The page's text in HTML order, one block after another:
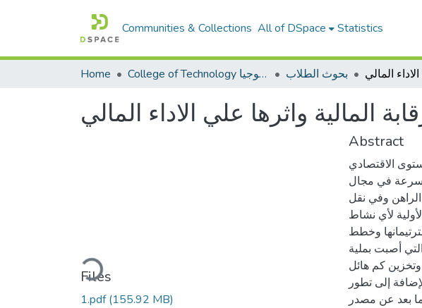
Communities & Collections All of DSpace Statistics
Home College of Technology كلية التكنولوجيا بحوث الطلاب
المالية واثرها علي الاداء المالي
Loading...
Files
1.pdf(155.92 MB)
Abstract
الاقتصادي
وسرعة في مجال
وفي نقل
لأي نشاط
وخطط
أصبت بملية
كم هائل
إلى تطور
بعد عن مصدر